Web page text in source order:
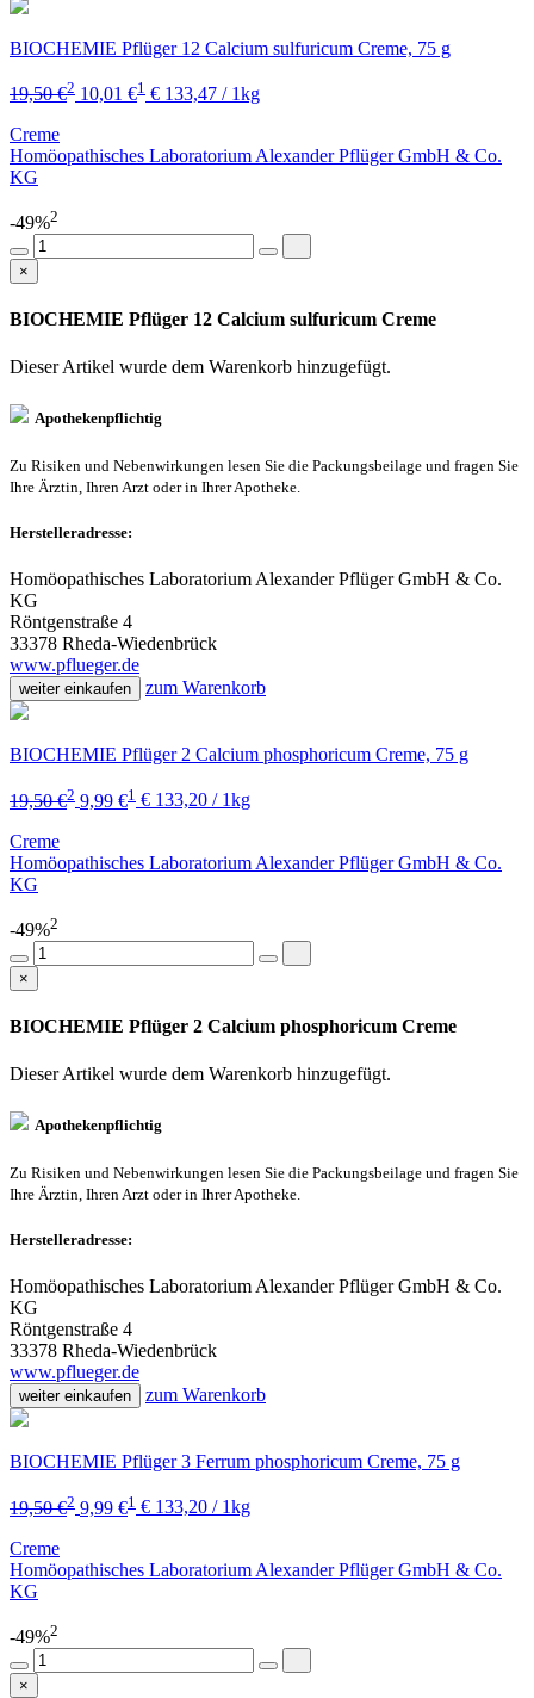
BIOCHEMIE Pflüger 12 Calcium sulfuricum Creme, 75 g
19,50 €2 10,01 €1 € 133,47 / 1kg
Creme
Homöopathisches Laboratorium Alexander Pflüger GmbH & Co.
KG
-49%2
×
BIOCHEMIE Pflüger 12 Calcium sulfuricum Creme
Dieser Artikel wurde dem Warenkorb hinzugefügt.
Apothekenpflichtig
Zu Risiken und Nebenwirkungen lesen Sie die Packungsbeilage und fragen Sie
Ihre Ärztin, Ihren Arzt oder in Ihrer Apotheke.
Herstelleradresse:
Homöopathisches Laboratorium Alexander Pflüger GmbH & Co.
KG
Röntgenstraße 4
33378 Rheda-Wiedenbrück
www.pflueger.de
weiter einkaufen zum Warenkorb
BIOCHEMIE Pflüger 2 Calcium phosphoricum Creme, 75 g
19,50 €2 9,99 €1 € 133,20 / 1kg
Creme
Homöopathisches Laboratorium Alexander Pflüger GmbH & Co.
KG
-49%2
×
BIOCHEMIE Pflüger 2 Calcium phosphoricum Creme
Dieser Artikel wurde dem Warenkorb hinzugefügt.
Apothekenpflichtig
Zu Risiken und Nebenwirkungen lesen Sie die Packungsbeilage und fragen Sie
Ihre Ärztin, Ihren Arzt oder in Ihrer Apotheke.
Herstelleradresse:
Homöopathisches Laboratorium Alexander Pflüger GmbH & Co.
KG
Röntgenstraße 4
33378 Rheda-Wiedenbrück
www.pflueger.de
weiter einkaufen zum Warenkorb
BIOCHEMIE Pflüger 3 Ferrum phosphoricum Creme, 75 g
19,50 €2 9,99 €1 € 133,20 / 1kg
Creme
Homöopathisches Laboratorium Alexander Pflüger GmbH & Co.
KG
-49%2
×